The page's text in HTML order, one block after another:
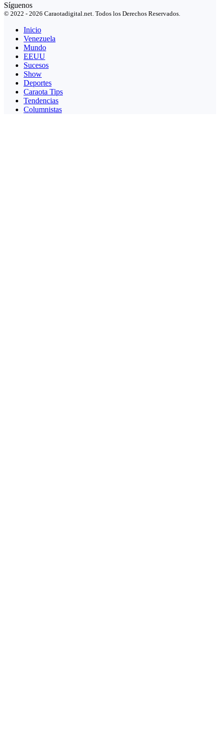
Síguenos
© 2022 - 2026 Caraotadigital.net. Todos los Derechos Reservados.
Inicio
Venezuela
Mundo
EEUU
Sucesos
Show
Deportes
Caraota Tips
Tendencias
Columnistas